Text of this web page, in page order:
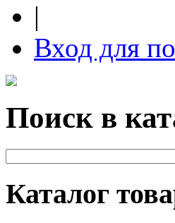
|
Вход для
Поиск в
Каталог